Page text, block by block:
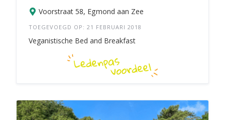
Voorstraat 58, Egmond aan Zee
TOEGEVOEGD OP: 21 FEBRUARI 2018
Veganistische Bed and Breakfast